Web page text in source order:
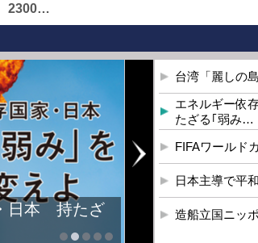
2300…
日本 持たざ
台湾「麗しの
エネルギー依
たざる｢弱み…
FIFAワールド
日本主導で平
造船立国ニッ